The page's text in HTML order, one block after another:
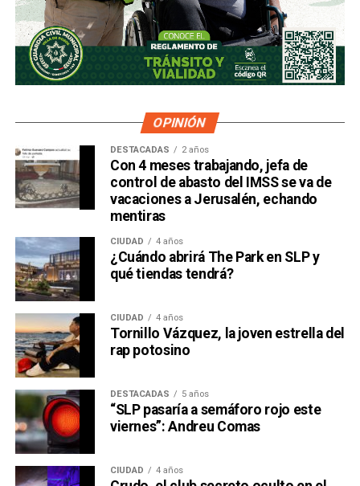
OPINIÓN
DESTACADAS 2 años
Con 4 meses trabajando, jefa de
control de abasto del IMSS se va de
vacaciones a Jerusalén, echando
mentiras
CIUDAD 4 años
¿Cuándo abrirá The Park en SLP y
qué tiendas tendrá?
CIUDAD 4 años
Tornillo Vázquez, la joven estrella del
rap potosino
DESTACADAS 5 años
“SLP pasaría a semáforo rojo este
viernes”: Andreu Comas
CIUDAD 4 años